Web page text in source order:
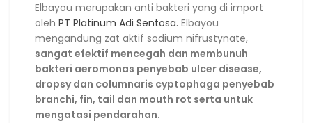
Elbayou merupakan anti bakteri yang di import
oleh PT Platinum Adi Sentosa. Elbayou
mengandung zat aktif sodium nifrustynate,
sangat efektif mencegah dan membunuh
bakteri aeromonas penyebab ulcer disease,
dropsy dan columnaris cyptophaga penyebab
branchi, fin, tail dan mouth rot serta untuk
mengatasi pendarahan.